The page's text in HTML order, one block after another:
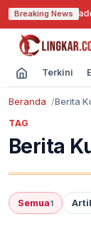
Breaking News
Bengkok,
Terkini
Beranda Berita
TAG
Berita
Semua1